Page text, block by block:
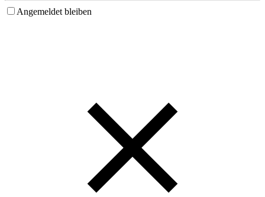
Angemeldet bleiben